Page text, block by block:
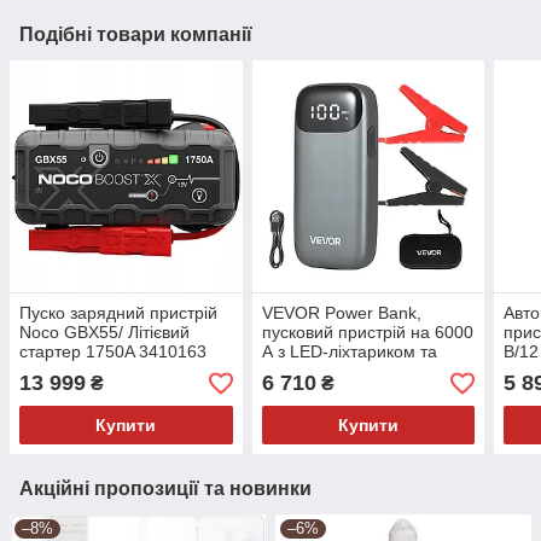
Подібні товари компанії
Пуско зарядний пристрій
Noco GBX55/ Літієвий
стартер 1750A 3410163
13 999 ₴
Купити
VEVOR Power Bank,
пусковий пристрій на 6000
А з LED-ліхтариком та
кабелем для дизельних/
бензинових двигунів
об'ємом до 10 л,
6 710₴
Купити
В/
5
Акційні пропозиції та новинки
–8% –6%